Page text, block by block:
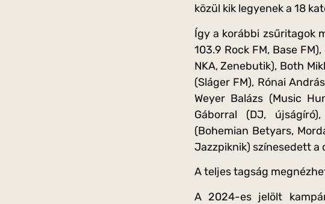
közül kik legyenek a 18
Így a korábbi zsűritagok
103.9 Rock FM, Base
NKA, Zenebutik), Both
(Sláger FM), Rónai
Weyer Balázs (Music
Gáborral (DJ,
(Bohemian Betyars,
Jazzpiknik) színesedett a
A teljes tagság
A 2024-es jelölt